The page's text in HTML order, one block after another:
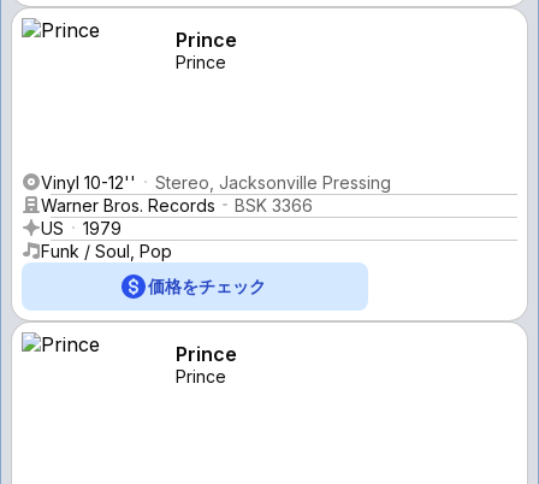
Prince
Prince
Vinyl 10-12''
Stereo, Jacksonville Pressing
Warner Bros. Records
BSK 3366
US
1979
Funk / Soul, Pop
価格をチェック
Prince
Prince